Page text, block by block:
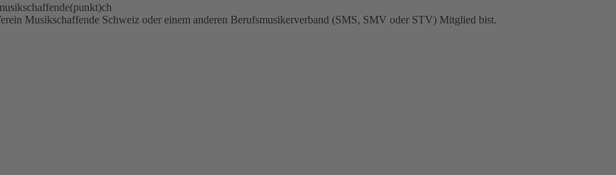
Musikschaffende Schweiz oder einem anderen Berufsmusikerverband (SMS, SMV oder STV) Mitglied bist.